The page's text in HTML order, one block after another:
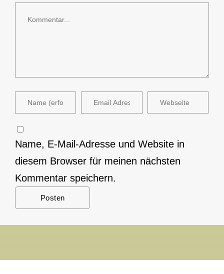
Name, E-Mail-Adresse und Website in
diesem Browser für meinen nächsten
Kommentar speichern.